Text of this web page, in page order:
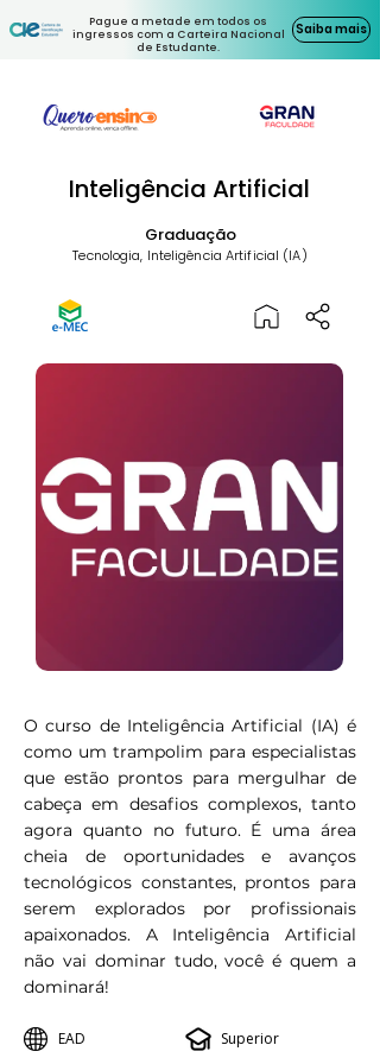
Pague a metade em todos os
ingressos com a Carteira Nacional
de Estudante.
Saiba mais
Inteligência Artificial
Graduação
Tecnologia, Inteligência Artificial (IA)
O curso de Inteligência Artificial (IA) é
como um trampolim para especialistas
que estão prontos para mergulhar de
cabeça em desafios complexos, tanto
agora quanto no futuro. É uma área
cheia de oportunidades e avanços
tecnológicos constantes, prontos para
serem explorados por profissionais
apaixonados. A Inteligência Artificial
não vai dominar tudo, você é quem a
dominará!
EAD
Superior